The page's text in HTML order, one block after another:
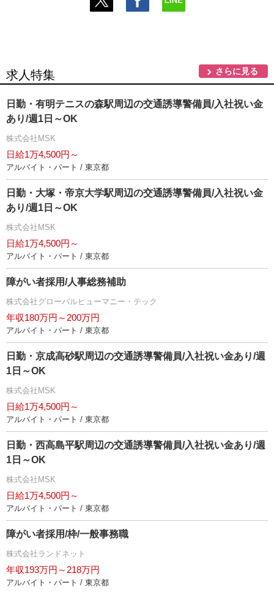
求人特集 さらに見る
日勤・有明テニスの森駅周辺の交通誘導警備員/入社祝い金
あり/週1日～OK
株式会社MSK
日給1万4,500円～
アルバイト・パート / 東京都
日勤・大塚・帝京大学駅周辺の交通誘導警備員/入社祝い金
あり/週1日～OK
株式会社MSK
日給1万4,500円～
アルバイト・パート / 東京都
障がい者採用/人事総務補助
株式会社グローバルヒューマニー・テック
年収180万円～200万円
アルバイト・パート / 東京都
日勤・京成高砂駅周辺の交通誘導警備員/入社祝い金あり/週
1日～OK
株式会社MSK
日給1万4,500円～
アルバイト・パート / 東京都
日勤・西高島平駅周辺の交通誘導警備員/入社祝い金あり/週
1日～OK
株式会社MSK
日給1万4,500円～
アルバイト・パート / 東京都
障がい者採用/枠/一般事務職
株式会社ランドネット
年収193万円～218万円
アルバイト・パート / 東京都